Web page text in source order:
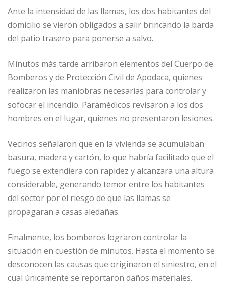
Ante la intensidad de las llamas, los dos habitantes del
domicilio se vieron obligados a salir brincando la barda
del patio trasero para ponerse a salvo.
Minutos más tarde arribaron elementos del Cuerpo de
Bomberos y de Protección Civil de Apodaca, quienes
realizaron las maniobras necesarias para controlar y
sofocar el incendio. Paramédicos revisaron a los dos
hombres en el lugar, quienes no presentaron lesiones.
Vecinos señalaron que en la vivienda se acumulaban
basura, madera y cartón, lo que habría facilitado que el
fuego se extendiera con rapidez y alcanzara una altura
considerable, generando temor entre los habitantes
del sector por el riesgo de que las llamas se
propagaran a casas aledañas.
Finalmente, los bomberos lograron controlar la
situación en cuestión de minutos. Hasta el momento se
desconocen las causas que originaron el siniestro, en el
cual únicamente se reportaron daños materiales.